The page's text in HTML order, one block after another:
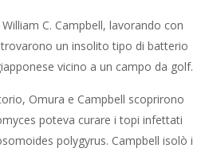
C. Campbell, lavorando con
un insolito tipo di batterio
vicino a un campo da golf.
Omura e Campbell scoprirono
poteva curare i topi infettati
polygyrus. Campbell isolò i